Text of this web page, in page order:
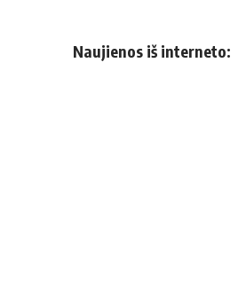
Naujienos iš interneto: